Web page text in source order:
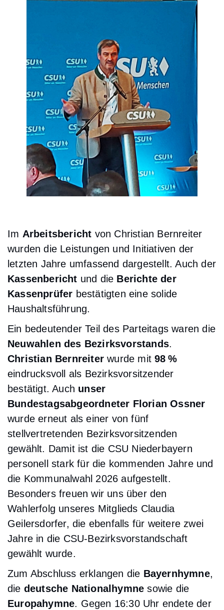
Im Arbeitsbericht von Christian Bernreiter
wurden die Leistungen und Initiativen der
letzten Jahre umfassend dargestellt. Auch der
Kassenbericht und die Berichte der
Kassenprüfer bestätigten eine solide
Haushaltsführung.
Ein bedeutender Teil des Parteitags waren die
Neuwahlen des Bezirksvorstands.
Christian Bernreiter wurde mit98 %
eindrucksvoll als Bezirksvorsitzender
bestätigt. Auch unser
Bundestagsabgeordneter Florian Ossner
wurde erneut als einer von fünf
stellvertretenden Bezirksvorsitzenden
gewählt. Damit ist die CSU Niederbayern
personell stark für die kommenden Jahre und
die Kommunalwahl 2026 aufgestellt.
Besonders freuen wir uns über den
Wahlerfolg unseres Mitglieds Claudia
Geilersdorfer, die ebenfalls für weitere zwei
Jahre in die CSU-Bezirksvorstandschaft
gewählt wurde.
Zum Abschluss erklangen die Bayernhymne,
die deutsche Nationalhymne sowie die
Europahymne. Gegen 16:30 Uhr endete der